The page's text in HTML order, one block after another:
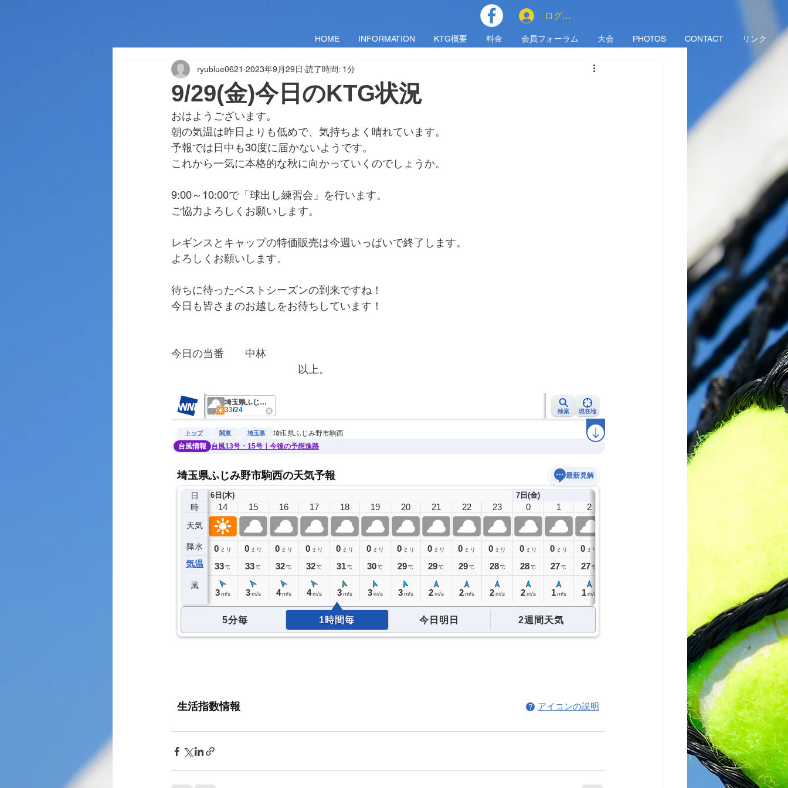
HOME INFORMATION KTG概要 料金 会員フォーラム 大会 PHOTOS CONTACT リンク
ログイン
9/29(金)今日のKTG状況
ryublue0621 2023年9月29日 読了時間: 1分
おはようございます。
朝の気温は昨日よりも低めで、気持ちよく晴れています。
予報では日中も30度に届かないようです。
これから一気に本格的な秋に向かっていくのでしょうか。
9:00～10:00で「球出し練習会」を行います。
ご協力よろしくお願いします。
レギンスとキャップの特価販売は今週いっぱいで終了します。
よろしくお願いします。
待ちに待ったベストシーズンの到来ですね！
今日も皆さまのお越しをお待ちしています！
今日の当番　　中林
以上。